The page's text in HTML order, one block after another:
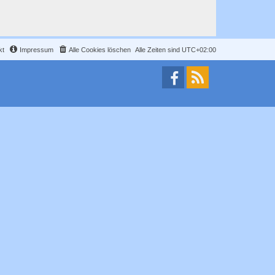
Alle Zeiten sind UTC+02:00
Alle Cookies löschen
Impressum